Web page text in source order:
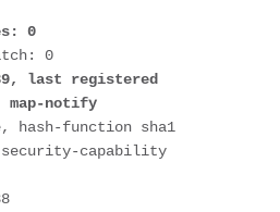
0
0
last registered
map-notify
hash-function sha1
security-capability